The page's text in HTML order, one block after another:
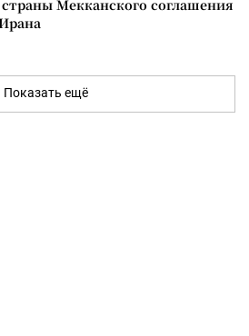
страны Мекканского соглашения
Показать ещё